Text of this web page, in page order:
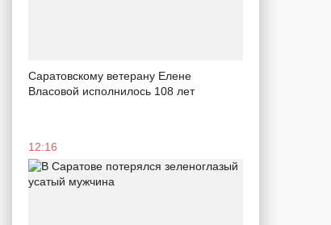
Саратовскому ветерану Елене
Власовой исполнилось 108 лет
12:16